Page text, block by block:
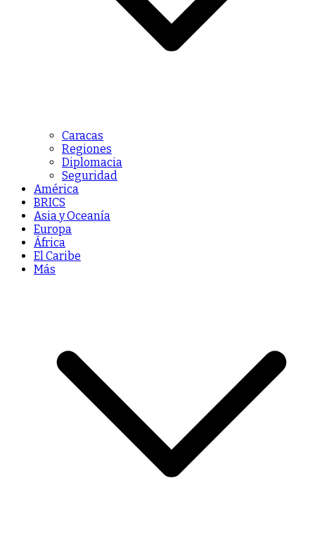
Caracas
Regiones
Diplomacia
Seguridad
América
BRICS
Asia y Oceanía
Europa
África
El Caribe
Más